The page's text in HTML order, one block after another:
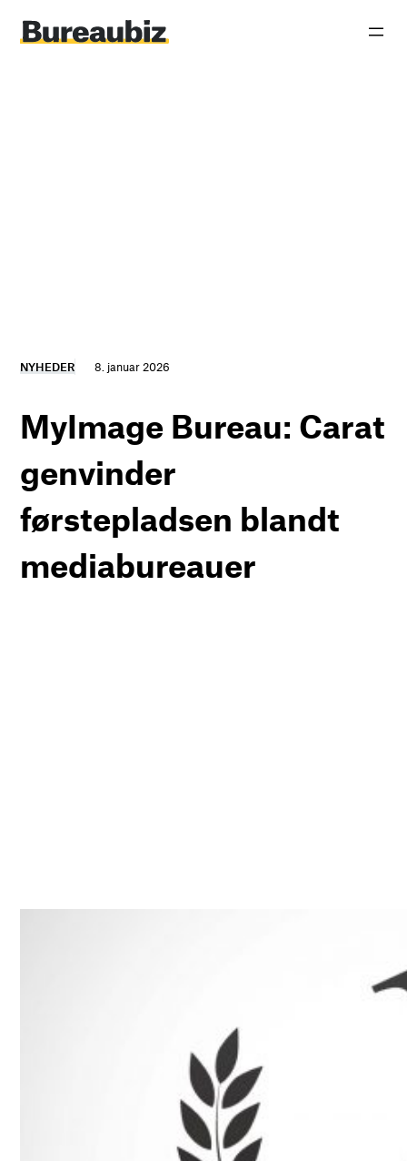
indhold
NYHEDER 8. januar 2026
MyImage Bureau: Carat
genvinder
førstepladsen blandt
mediabureauer